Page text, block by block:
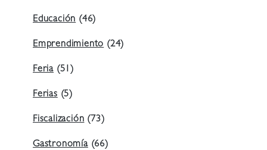
Educación (46)
Emprendimiento (24)
Feria (51)
Ferias (5)
Fiscalización (73)
Gastronomía(66)